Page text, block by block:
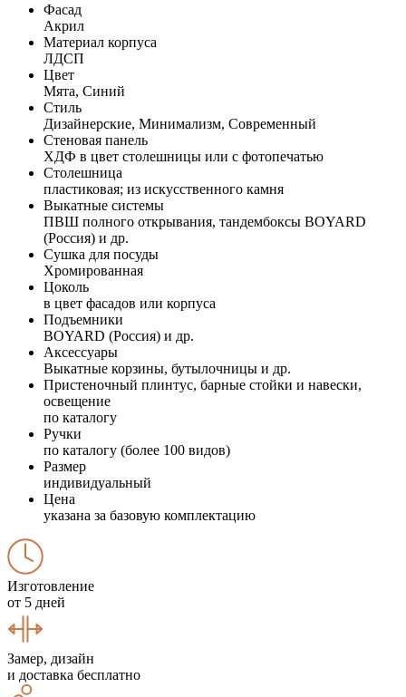
Фасад
Акрил
Материал корпуса
ЛДСП
Цвет
Мята, Синий
Стиль
Дизайнерские, Минимализм, Современный
Стеновая панель
ХДФ в цвет столешницы или с фотопечатью
Столешница
пластиковая; из искусственного камня
Выкатные системы
ПВШ полного открывания, тандембоксы BOYARD
(Россия) и др.
Сушка для посуды
Хромированная
Цоколь
в цвет фасадов или корпуса
Подъемники
BOYARD (Россия) и др.
Аксессуары
Выкатные корзины, бутылочницы и др.
Пристеночный плинтус, барные стойки и навески,
освещение
по каталогу
Ручки
по каталогу (более 100 видов)
Размер
индивидуальный
Цена
указана за базовую комплектацию
Изготовление
от 5 дней
Замер, дизайн
и доставка бесплатно